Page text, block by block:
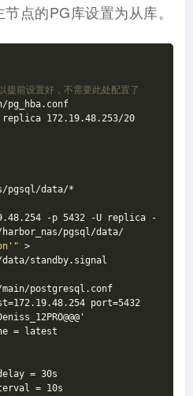
点的PG库设置为从库。
前设置好，不需要此处配置了
172.19.48.253/20
-p 5432 -U replica -
pgsql/data/
>
postgresql.conf
port=5432
= latest
= 30s
= 10s